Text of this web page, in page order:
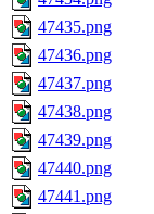
47435.png
47436.png
47437.png
47438.png
47439.png
47440.png
47441.png